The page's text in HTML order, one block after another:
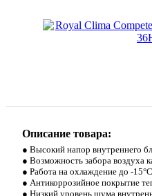
Описание товара:
● Высокий напор внутреннего
● Возможность забора воздуха
● Работа на охлаждение до -15°С
● Антикоррозийное покрытие
● Низкий уровень шума